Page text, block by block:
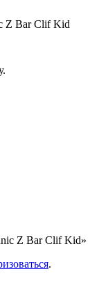
Z Bar Clif Kid
Z Bar Clif Kid»
.